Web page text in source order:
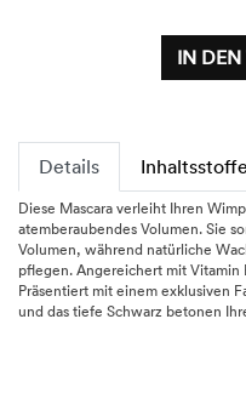
IN DEN
Details Inhaltsstoffe
Diese Mascara verleiht Ihren
atemberaubendes Volumen. Sie
Volumen, während natürliche
pflegen. Angereichert mit
Präsentiert mit einem exklusiven
und das tiefe Schwarz betonen